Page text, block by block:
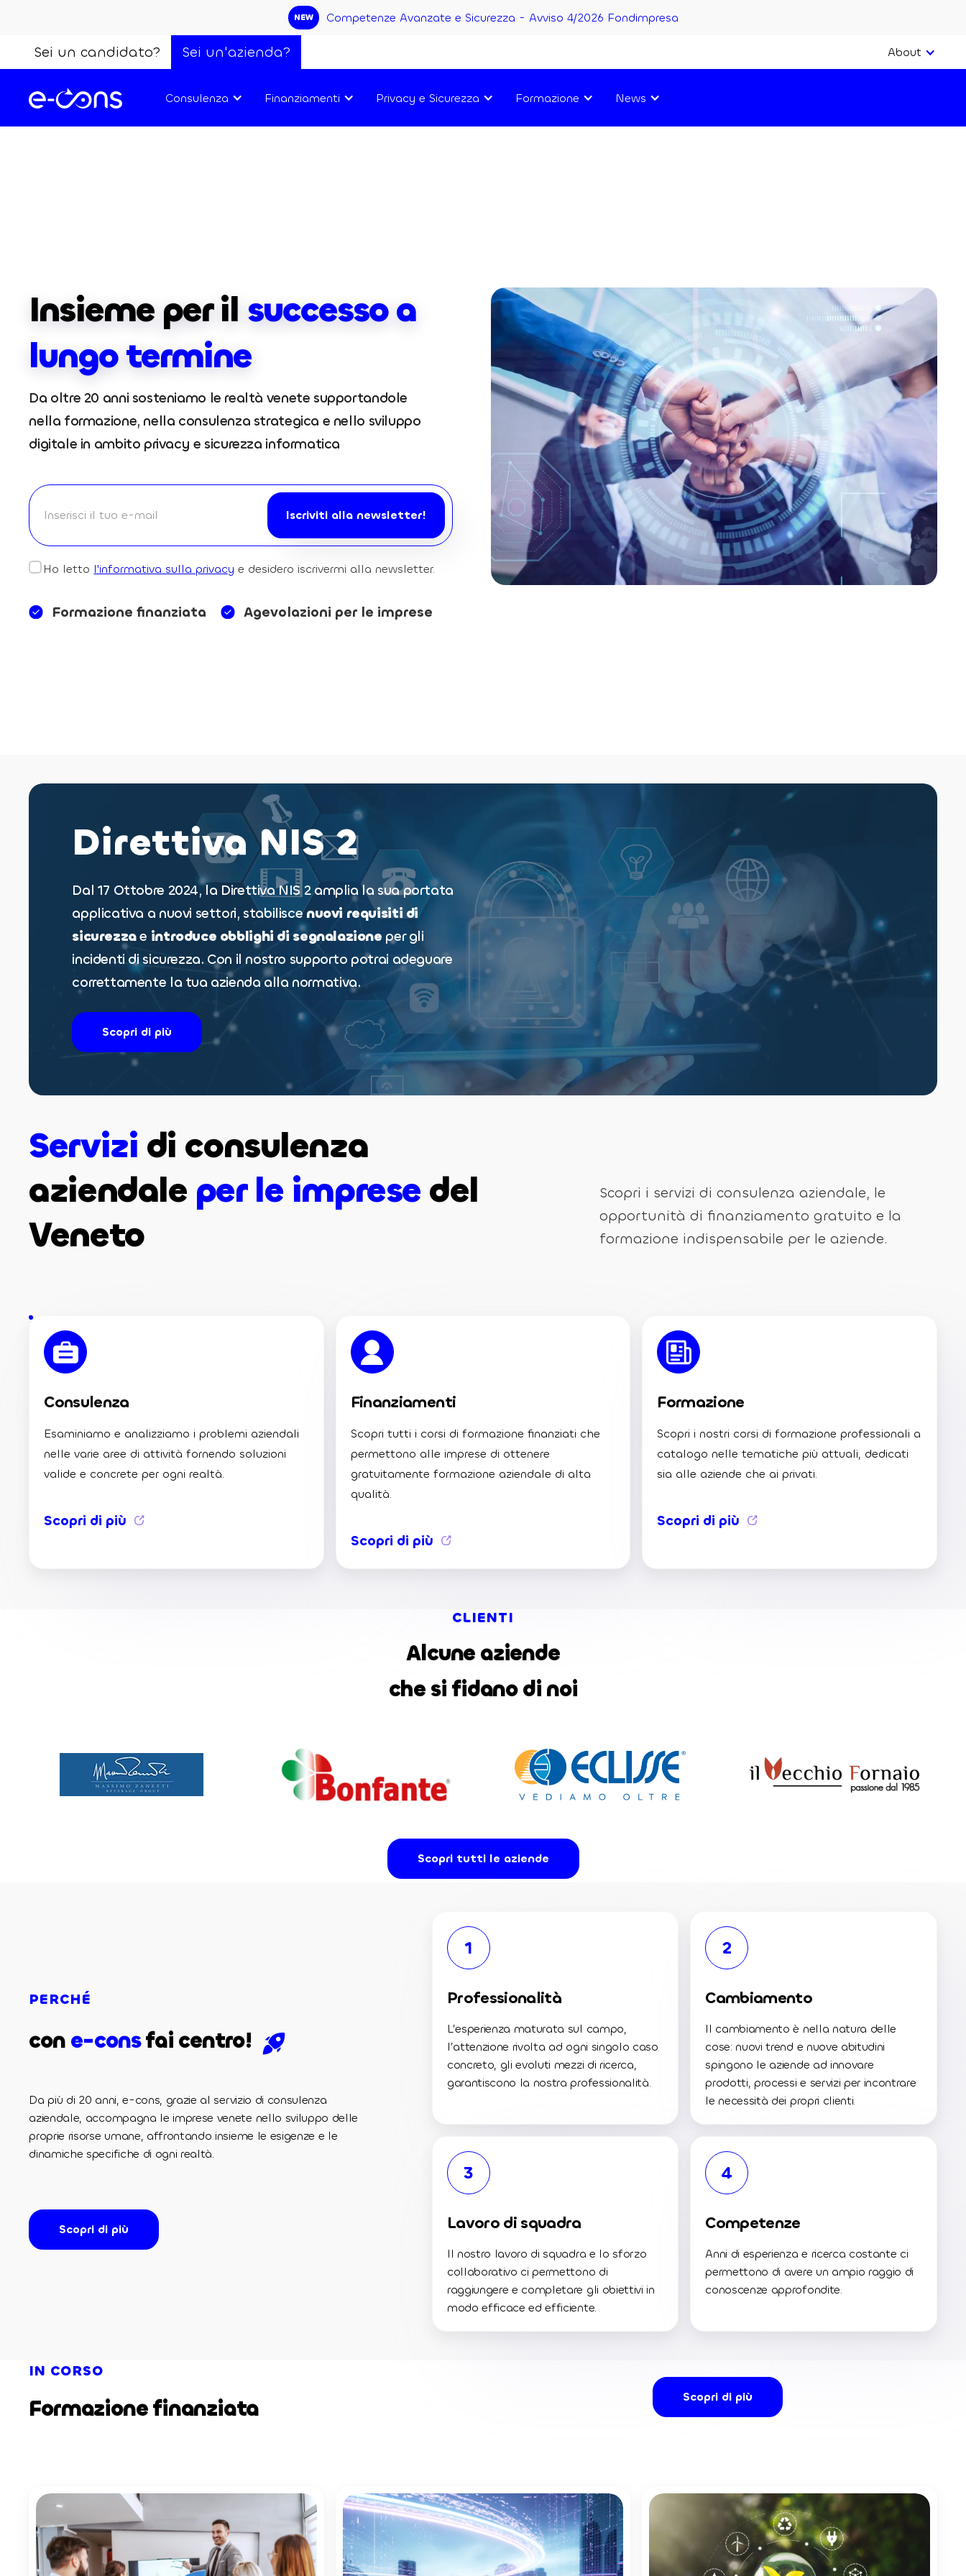
NEW Competenze Avanzate e Sicurezza - Avviso 4/2026 Fondimpresa
Sei un candidato? Sei un'azienda? About
Consulenza Finanziamenti Privacy e Sicurezza Formazione News
Insieme per il successo a
lungo termine
Da oltre 20 anni sosteniamo le realtà venete supportandole
nella formazione, nella consulenza strategica e nello sviluppo
digitale in ambito privacy e sicurezza informatica
Ho letto l'informativa sulla privacy e desidero iscrivermi alla newsletter.
Formazione finanziata Agevolazioni per le imprese
Direttiva NIS 2
Dal 17 Ottobre 2024, la Direttiva NIS 2 amplia la sua portata
applicativa a nuovi settori, stabiliscenuovi requisiti di
sicurezzae introduce obblighi di segnalazione per gli
incidenti di sicurezza. Con il nostro supporto potrai adeguare
correttamente la tua azienda alla normativa.
Scopri di più
Servizi di consulenza
aziendale per le imprese del
Veneto
Scopri i servizi di consulenza aziendale, le
opportunità di finanziamento gratuito e la
formazione indispensabile per le aziende.
Consulenza
Esaminiamo e analizziamo i problemi aziendali
nelle varie aree di attività fornendo soluzioni
valide e concrete per ogni realtà.
Scopri di più
Finanziamenti
Scopri tutti i corsi di formazione finanziati che
permettono alle imprese di ottenere
gratuitamente formazione aziendale di alta
qualità.
Scopri di più
Formazione
Scopri i nostri corsi di formazione professionali a
catalogo nelle tematiche più attuali, dedicati
sia alle aziende che ai privati.
Scopri di più
CLIENTI
Alcune aziende
che si fidano di noi
Scopri tutti le aziende
PERCHÉ
con e-consfai centro!
Da più di 20 anni, e-cons, grazie al servizio di consulenza
aziendale, accompagna le imprese venete nello sviluppo delle
proprie risorse umane, affrontando insieme le esigenze e le
dinamiche specifiche di ogni realtà.
Scopri di più
1
Professionalità
L’esperienza maturata sul campo,
l’attenzione rivolta ad ogni singolo caso
concreto, gli evoluti mezzi di ricerca,
garantiscono la nostra professionalità.
2
Cambiamento
Il cambiamento è nella natura delle
cose: nuovi trend e nuove abitudini
spingono le aziende ad innovare
prodotti, processi e servizi per incontrare
le necessità dei propri clienti.
3
Lavoro di squadra
Il nostro lavoro di squadra e lo sforzo
collaborativo ci permettono di
raggiungere e completare gli obiettivi in
modo efficace ed efficiente.
4
Competenze
Anni di esperienza e ricerca costante ci
permettono di avere un ampio raggio di
conoscenze approfondite.
IN CORSO
Formazione finanziata Scopri di più